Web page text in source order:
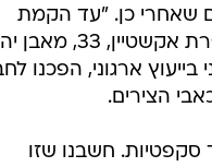
שאחרי כן. "עד הקמת
החברה רננה הייתה יועצת ארגונית, אני סמנכ"לית משאבי אנוש",
השני בייעוץ ארגוני, הפכנו
חשבנו שזו